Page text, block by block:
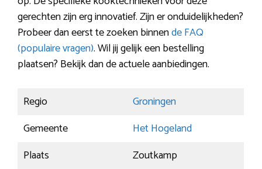
gerechten zijn erg innovatief. Zijn er onduidelijkheden?
Probeer dan eerst te zoeken binnende FAQ
(populaire vragen). Wil jij gelijk een bestelling
plaatsen? Bekijk dan de actuele aanbiedingen.
Regio
Groningen
Gemeente
Het Hogeland
Plaats
Zoutkamp